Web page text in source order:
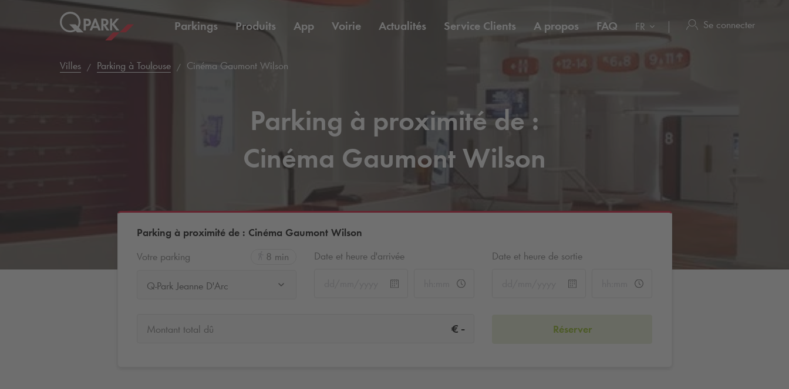
Parkings Produits App Voirie Actualités Service Clients A propos FAQ FR Se connecter
Villes Parking à Toulouse Cinéma Gaumont Wilson
Parking à proximité de :
Cinéma Gaumont Wilson
Parking à proximité de : Cinéma Gaumont Wilson
Votre parking
8 min
Q-Park Jeanne D'Arc
Date et heure d'arrivée Date et heure de sortie
Montant total dû € - Réserver